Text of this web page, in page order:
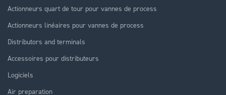
Actionneurs quart de tour pour vannes de process
Actionneurs linéaires pour vannes de process
Distributors and terminals
Accessoires pour distributeurs
Logiciels
Air preparation